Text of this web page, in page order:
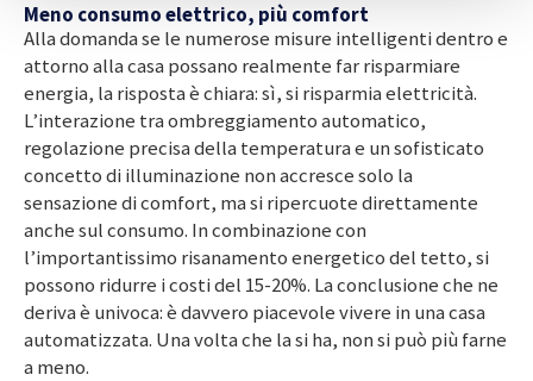
Meno consumo elettrico, più comfort
Alla domanda se le numerose misure intelligenti dentro e
attorno alla casa possano realmente far risparmiare
energia, la risposta è chiara: sì, si risparmia elettricità.
L’interazione tra ombreggiamento automatico,
regolazione precisa della temperatura e un sofisticato
concetto di illuminazione non accresce solo la
sensazione di comfort, ma si ripercuote direttamente
anche sul consumo. In combinazione con
l’importantissimo risanamento energetico del tetto, si
possono ridurre i costi del 15-20%. La conclusione che ne
deriva è univoca: è davvero piacevole vivere in una casa
automatizzata. Una volta che la si ha, non si può più farne
a meno.